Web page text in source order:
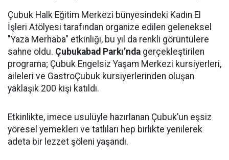
Çubuk Halk Eğitim Merkezi bünyesindeki Kadın El
İşleri Atölyesi tarafından organize edilen geleneksel
"Yaza Merhaba" etkinliği, bu yıl da renkli görüntülere
sahne oldu. Çubukabad Parkı’nda gerçekleştirilen
programa; Çubuk Engelsiz Yaşam Merkezi kursiyerleri,
aileleri ve GastroÇubuk kursiyerlerinden oluşan
yaklaşık 200 kişi katıldı.
Etkinlikte, imece usulüyle hazırlanan Çubuk’un eşsiz
yöresel yemekleri ve tatlıları hep birlikte yenilerek
adeta bir lezzet şöleni yaşandı.